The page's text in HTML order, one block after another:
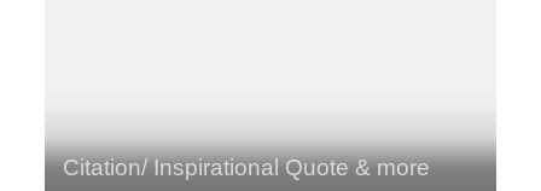
Citation/ Inspirational Quote & more